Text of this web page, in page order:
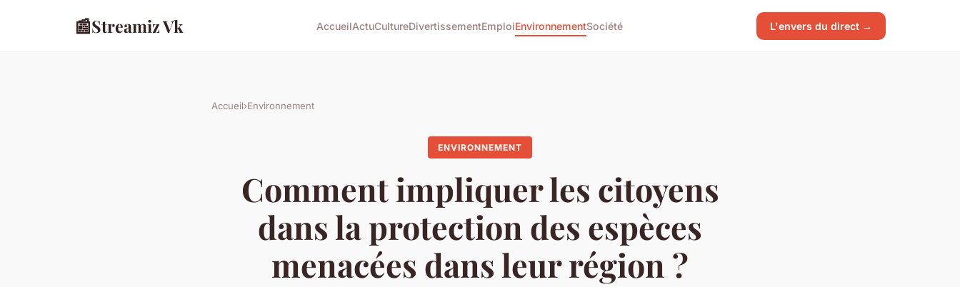
📰Streamiz Vk AccueilActuCultureDivertissementEmploiEnvironnementSociété L'envers du direct →
Accueil›Environnement
ENVIRONNEMENT
Comment impliquer les citoyens
dans la protection des espèces
menacées dans leur région ?